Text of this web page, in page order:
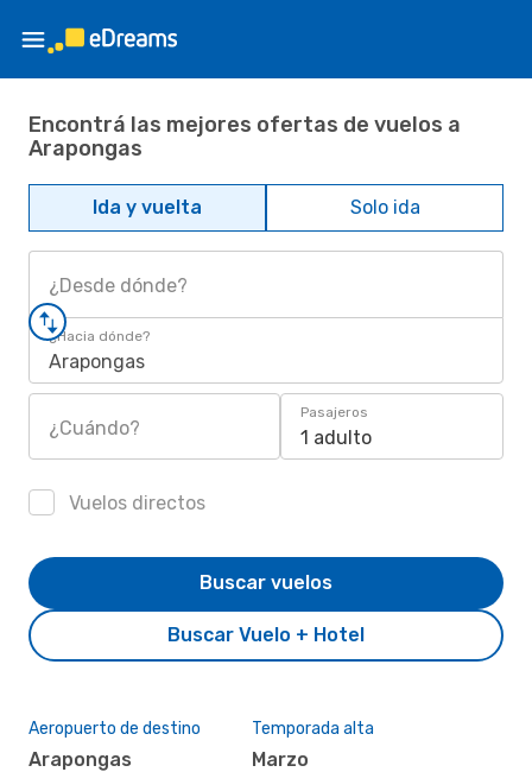
Encontrá las mejores ofertas de vuelos a
Arapongas
Ida y vuelta Solo ida
¿Desde dónde?
¿Hacia dónde?
Arapongas
¿Cuándo?
Pasajeros
1 adulto
Vuelos directos
Buscar Vuelo + Hotel
Buscar vuelos
Aeropuerto de destino
Arapongas
Temporada alta
marzo